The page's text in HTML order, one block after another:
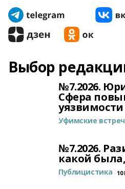
Выбор
№7.2026.
Сфера
уязвимости
Уфимские
№7.2026.
какой
Публицистика